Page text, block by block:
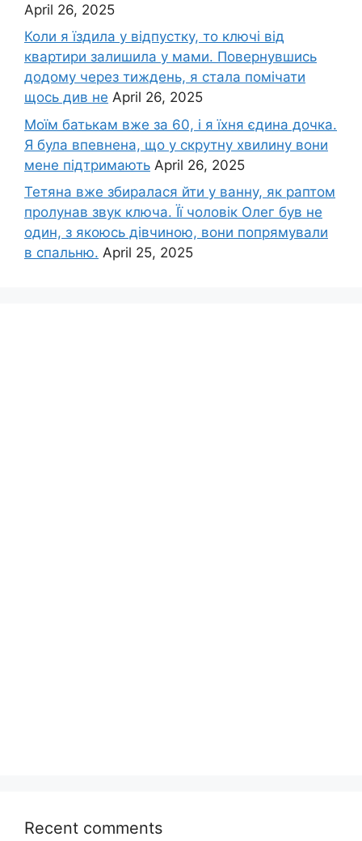
April 26, 2025
Коли я їздила у відпустку, то ключі від
квартири залишила у мами. Повернувшись
додому через тиждень, я стала помічати
щось див не April 26, 2025
Моїм батькам вже за 60, і я їхня єдина дочка.
Я була впевнена, що у скрутну хвилину вони
мене підтримають April 26, 2025
Тетяна вже збиралася йти у ванну, як раптом
пролунав звук ключа. Її чоловік Олег був не
один, з якоюсь дівчиною, вони попрямували
в спальню. April 25, 2025
Recent comments